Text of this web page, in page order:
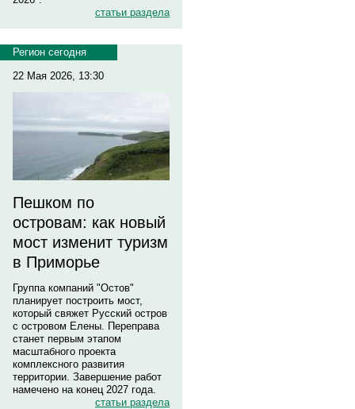
статьи раздела
Регион сегодня
22 Мая 2026, 13:30
Пешком по
островам: как новый
мост изменит туризм
в Приморье
Группа компаний "Остов"
планирует построить мост,
который свяжет Русский остров
с островом Елены. Переправа
станет первым этапом
масштабного проекта
комплексного развития
территории. Завершение работ
намечено на конец 2027 года.
статьи раздела